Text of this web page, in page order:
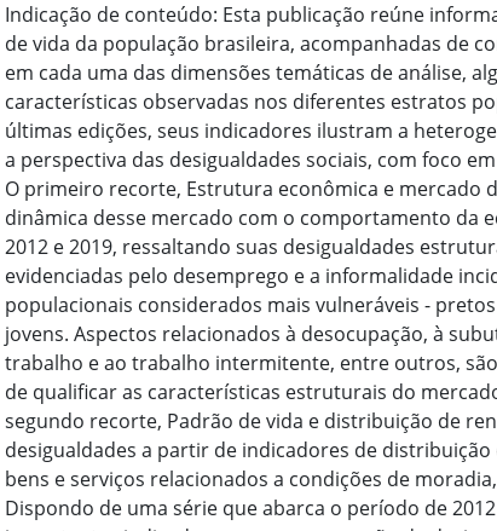
Indicação de conteúdo: Esta publicação reúne
de vida da população brasileira, acompanhadas de
em cada uma das dimensões temáticas de análise,
características observadas nos diferentes estratos
últimas edições, seus indicadores ilustram a
a perspectiva das desigualdades sociais, com foco
O primeiro recorte, Estrutura econômica e mercado
dinâmica desse mercado com o comportamento da
2012 e 2019, ressaltando suas desigualdades
evidenciadas pelo desemprego e a informalidade
populacionais considerados mais vulneráveis -
jovens. Aspectos relacionados à desocupação, à
trabalho e ao trabalho intermitente, entre outros,
de qualificar as características estruturais do
segundo recorte, Padrão de vida e distribuição de
desigualdades a partir de indicadores de
bens e serviços relacionados a condições de
Dispondo de uma série que abarca o período de